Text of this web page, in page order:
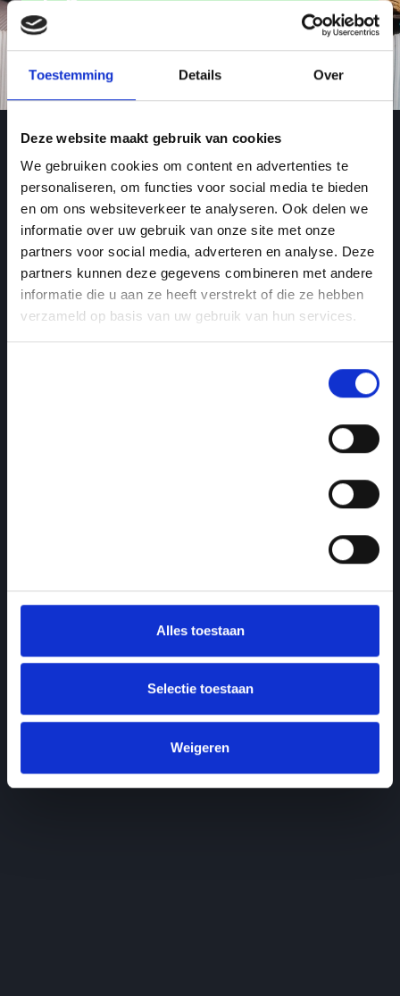
Toestemming Details Over
Deze website maakt gebruik van cookies
We gebruiken cookies om content en advertenties te
personaliseren, om functies voor social media te bieden
en om ons websiteverkeer te analyseren. Ook delen we
informatie over uw gebruik van onze site met onze
partners voor social media, adverteren en analyse. Deze
partners kunnen deze gegevens combineren met andere
informatie die u aan ze heeft verstrekt of die ze hebben
verzameld op basis van uw gebruik van hun services.
Alles toestaan
Selectie toestaan
Weigeren